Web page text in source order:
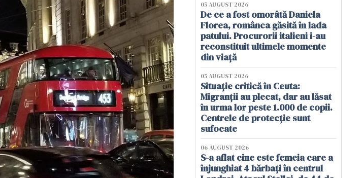
05 AUGUST 2026
De ce a fost omorâtă Daniela
Florea, românca găsită în lada
patului. Procurorii italieni i-au
reconstituit ultimele momente
din viață
05 AUGUST 2026
Situație critică în Ceuta:
Migranții au plecat, dar au lăsat
în urma lor peste 1.000 de copii.
Centrele de protecție sunt
sufocate
06 AUGUST 2026
S-a aflat cine este femeia care a
înjunghiat 4 bărbați în centrul